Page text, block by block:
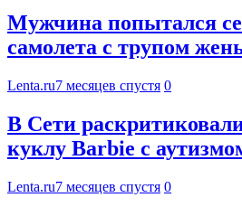
Мужчина попытался
самолета с трупом
Lenta.ru7 месяцев спустя 0
В Сети
куклу Barbie с
Lenta.ru7 месяцев спустя 0